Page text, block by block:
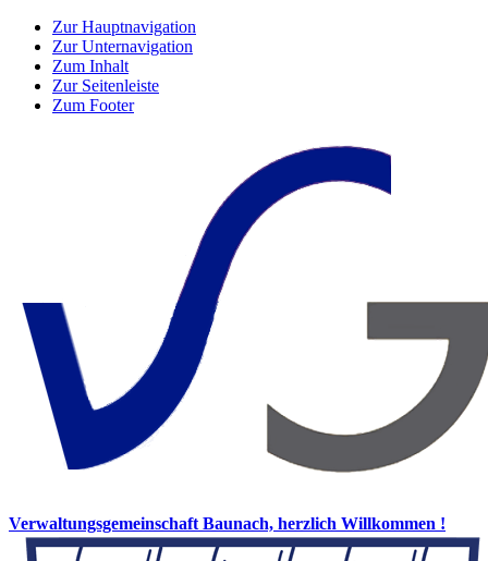
Zur Hauptnavigation
Zur Unternavigation
Zum Inhalt
Zur Seitenleiste
Zum Footer
Verwaltungsgemeinschaft Baunach, herzlich Willkommen !